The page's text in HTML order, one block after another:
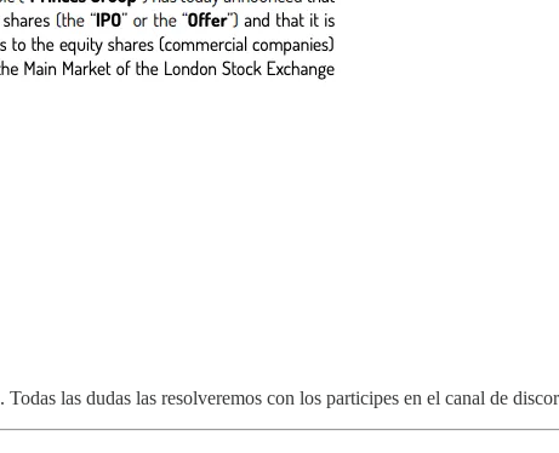
Todas las dudas las resolveremos con los participes en el canal de